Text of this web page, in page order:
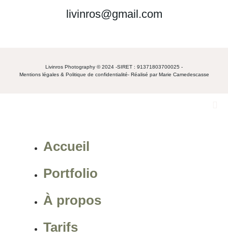
livinros@gmail.com
Livinros Photography © 2024 -SIRET : 91371803700025 -
Mentions légales & Politique de confidentialité- Réalisé par Marie Camedescasse
Accueil
Portfolio
À propos
Tarifs